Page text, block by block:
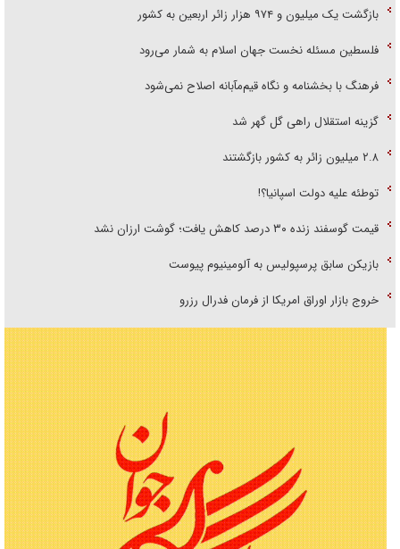
بازگشت یک میلیون و ۹۷۴ هزار زائر اربعین به کشور
فلسطین مسئله نخست جهان اسلام به شمار می‌رود
فرهنگ با بخشنامه و نگاه قیم‌مآبانه اصلاح نمی‌شود
گزینه استقلال راهی گل گهر شد
۲.۸ میلیون زائر به کشور بازگشتند
توطئه علیه دولت اسپانیا؟!
قیمت گوسفند زنده ۳۰ درصد کاهش یافت؛ گوشت ارزان نشد
بازیکن سابق پرسپولیس به آلومینیوم پیوست
خروج بازار اوراق امریکا از فرمان فدرال رزرو